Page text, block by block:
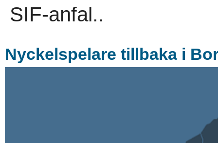
SIF-anfal..
Nyckelspelare tillbaka i